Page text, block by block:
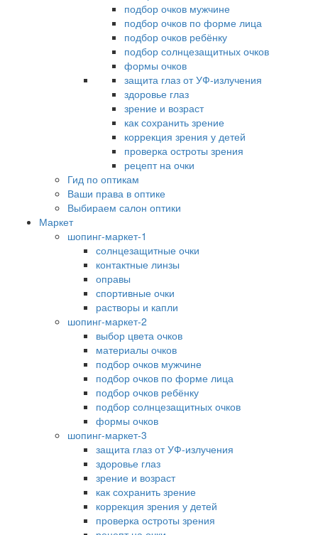
подбор очков мужчине
подбор очков по форме лица
подбор очков ребёнку
подбор солнцезащитных очков
формы очков
защита глаз от УФ-излучения
здоровье глаз
зрение и возраст
как сохранить зрение
коррекция зрения у детей
проверка остроты зрения
рецепт на очки
Гид по оптикам
Ваши права в оптике
Выбираем салон оптики
Маркет
шопинг-маркет-1
солнцезащитные очки
контактные линзы
оправы
спортивные очки
растворы и капли
шопинг-маркет-2
выбор цвета очков
материалы очков
подбор очков мужчине
подбор очков по форме лица
подбор очков ребёнку
подбор солнцезащитных очков
формы очков
шопинг-маркет-3
защита глаз от УФ-излучения
здоровье глаз
зрение и возраст
как сохранить зрение
коррекция зрения у детей
проверка остроты зрения